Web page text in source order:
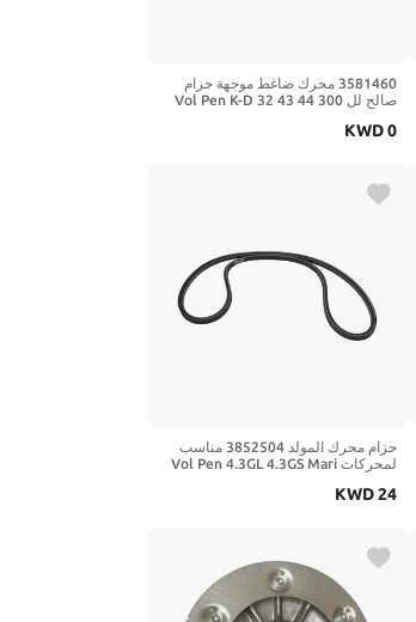
3581460 محرك ضاغط موجهة حزام
صالح لل Vol Pen K-D 32 43 44 300
الديزل 3581460
KWD0
حزام محرك المولد 3852504 مناسب
لمحركات Vol Pen 4.3GL 4.3GS Mari
KWD24